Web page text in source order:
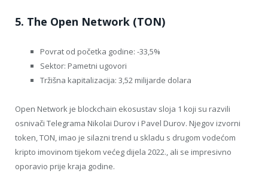
5. The Open Network (TON)
Povrat od početka godine: -33,5%
Sektor: Pametni ugovori
Tržišna kapitalizacija: 3,52 milijarde dolara
Open Network je blockchain ekosustav sloja 1 koji su razvili
osnivači Telegrama Nikolai Durov i Pavel Durov. Njegov izvorni
token, TON, imao je silazni trend u skladu s drugom vodećom
kripto imovinom tijekom većeg dijela 2022., ali se impresivno
oporavio prije kraja godine.